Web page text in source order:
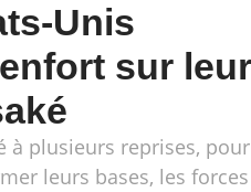
Unis
sur
à plusieurs reprises, pour
leurs bases, les forces